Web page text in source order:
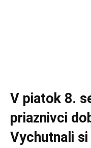
V piatok 8.
priaznivci
Vychutnali